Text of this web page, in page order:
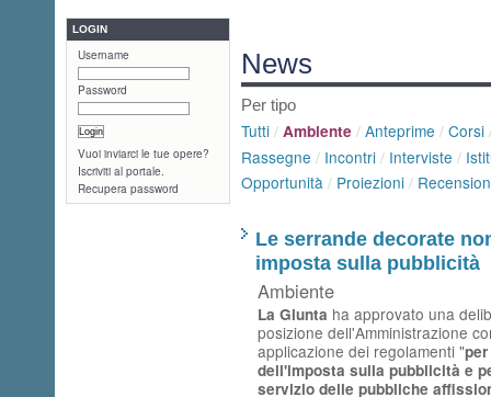
LOGIN
Username
Password
Vuoi inviarci le tue opere?
Iscriviti al portale.
Recupera password
News
Per tipo
Tutti / Ambiente / Anteprime / Corsi
Rassegne / Incontri / Interviste /
Opportunità / Proiezioni /
Le serrande decorate
imposta sulla pubblicità
Ambiente
La Giunta ha approvato una
posizione dell'Amministrazione
applicazione dei regolamenti "
dell'imposta sulla pubblicità e
servizio delle pubbliche